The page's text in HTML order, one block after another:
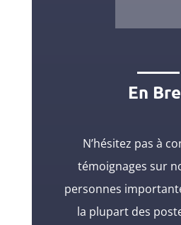
En
N’hésitez pas à
témoignages sur
personnes
la plupart des